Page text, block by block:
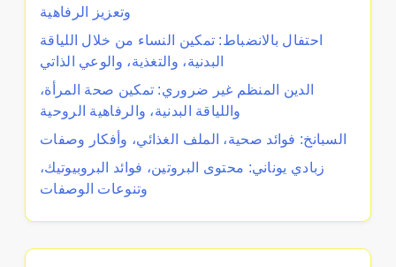
وتعزيز الرفاهية
احتفال بالانضباط: تمكين النساء من خلال اللياقة
البدنية، والتغذية، والوعي الذاتي
الدين المنظم غير ضروري: تمكين صحة المرأة،
واللياقة البدنية، والرفاهية الروحية
السبانخ: فوائد صحية، الملف الغذائي، وأفكار وصفات
زبادي يوناني: محتوى البروتين، فوائد البروبيوتيك،
وتنوعات الوصفات